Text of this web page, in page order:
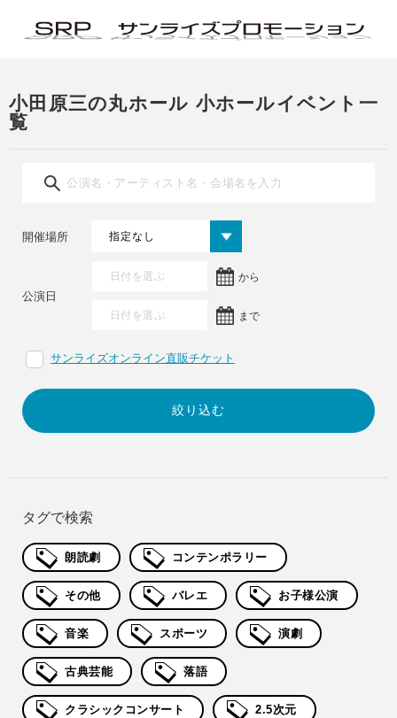
小田原三の丸ホール 小ホールイベント一
覧
公演日
から
まで
開催場所
サンライズオンライン直販チケット
タグで検索
朗読劇 コンテンポラリー
その他 バレエ お子様公演
音楽 スポーツ 演劇
古典芸能 落語
クラシックコンサート 2.5次元